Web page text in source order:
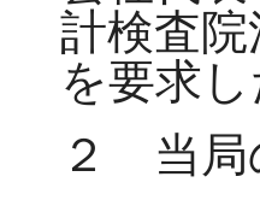
計検査
を要求し
２ 当局